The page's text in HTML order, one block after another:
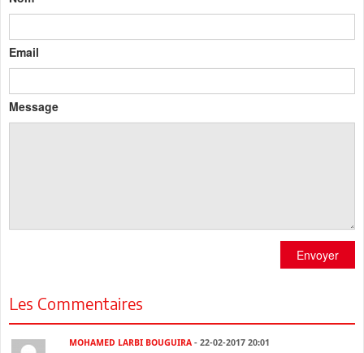
Email
Message
Envoyer
Les Commentaires
MOHAMED LARBI BOUGUIRA - 22-02-2017 20:01